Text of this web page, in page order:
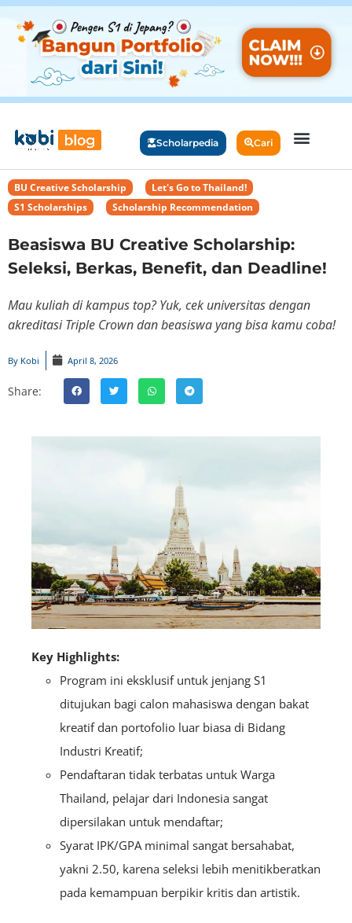
Scholarpedia Cari
BU Creative Scholarship Let's Go to Thailand!
S1 Scholarships
Scholarship Recommendation
Beasiswa BU Creative Scholarship:
Seleksi, Berkas, Benefit, dan Deadline!
Mau kuliah di kampus top? Yuk, cek universitas dengan
akreditasi Triple Crown dan beasiswa yang bisa kamu coba!
By Kobi April 8, 2026
Share:
Key Highlights:
Program ini eksklusif untuk jenjang S1
ditujukan bagi calon mahasiswa dengan bakat
kreatif dan portofolio luar biasa di Bidang
Industri Kreatif;
Pendaftaran tidak terbatas untuk Warga
Thailand, pelajar dari Indonesia sangat
dipersilakan untuk mendaftar;
Syarat IPK/GPA minimal sangat bersahabat,
yakni 2.50, karena seleksi lebih menitikberatkan
pada kemampuan berpikir kritis dan artistik.